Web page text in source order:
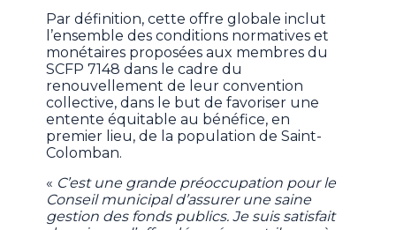
Par définition, cette offre globale inclut
l’ensemble des conditions normatives et
monétaires proposées aux membres du
SCFP 7148 dans le cadre du
renouvellement de leur convention
collective, dans le but de favoriser une
entente équitable au bénéfice, en
premier lieu, de la population de Saint-
Colomban.
« C’est une grande préoccupation pour le
Conseil municipal d’assurer une saine
gestion des fonds publics. Je suis satisfait